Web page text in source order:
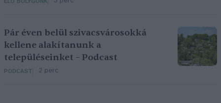
Pár éven belül szivacsvárosokká
kellene alakítanunk a
településeinket – Podcast
PODCAST 2 perc